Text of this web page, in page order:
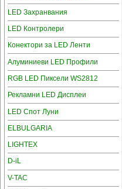
LED Захранвания
LED Контролери
Конектори за LED Ленти
Алуминиеви LED Профили
RGB LED Пиксели WS2812
Рекламни LED Дисплеи
LED Спот Луни
ELBULGARIA
LIGHTEX
D-iL
V-TAC